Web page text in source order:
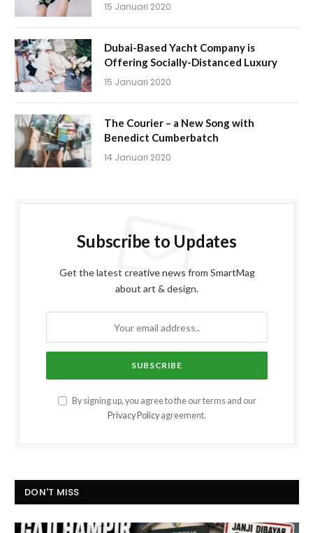
15 Januari 2020
Dubai-Based Yacht Company is
Offering Socially-Distanced Luxury
15 Januari 2020
The Courier – a New Song with
Benedict Cumberbatch
14 Januari 2020
Subscribe to Updates
Get the latest creative news from SmartMag
about art & design.
By signing up, you agree to the our terms and our
Privacy Policy agreement.
DON'T MISS